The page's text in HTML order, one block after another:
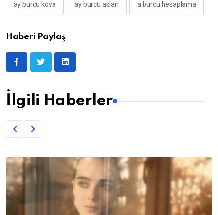
ay burcu kova ay burcu aslan a burcu hesaplama
Haberi Paylaş
İlgili Haberler